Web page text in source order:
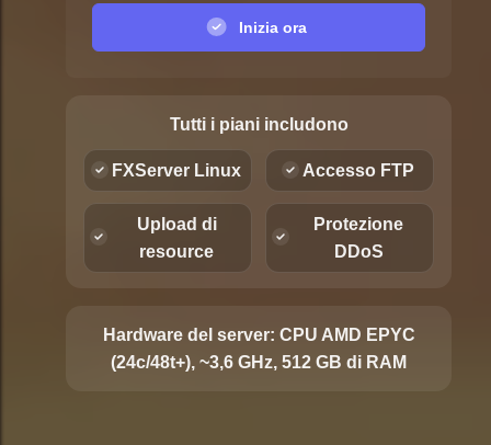
Inizia ora
Tutti i piani includono
FXServer Linux Accesso FTP
Upload di
resource
Protezione
DDoS
Hardware del server: CPU AMD EPYC
(24c/48t+), ~3,6 GHz, 512 GB di RAM